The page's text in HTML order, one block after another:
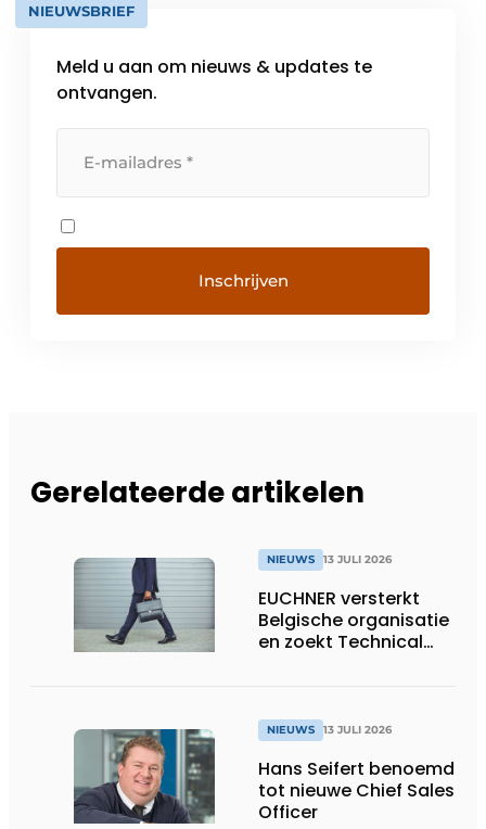
NIEUWSBRIEF
Meld u aan om nieuws & updates te
ontvangen.
Gerelateerde artikelen
NIEUWS 13 JULI 2026
EUCHNER versterkt
Belgische organisatie
en zoekt Technical
NIEUWS 13 JULI 2026
Hans Seifert benoemd
tot nieuwe Chief Sales
Officer